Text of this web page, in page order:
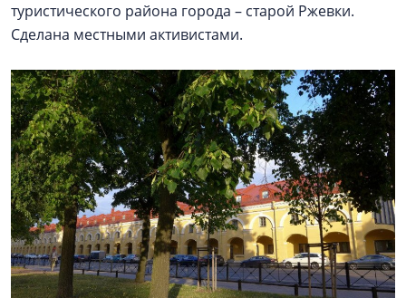
туристического района города – старой Ржевки.
Сделана местными активистами.